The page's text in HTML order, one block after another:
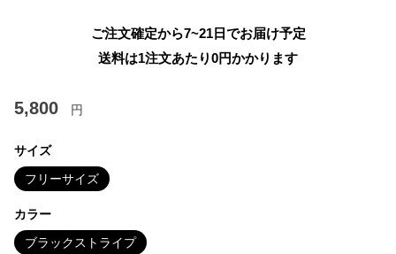
ご注文確定から7~21日でお届け予定
送料は1注文あたり0円かかります
5,800 円
サイズ
フリーサイズ
カラー
ブラックストライプ